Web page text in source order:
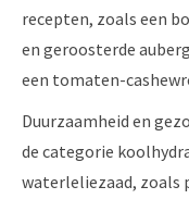
recepten, zoals een
en geroosterde
een tomaten-
Duurzaamheid en
de categorie
waterleliezaad, zoals